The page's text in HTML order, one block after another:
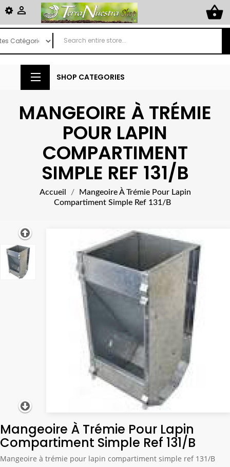
shopping_basket

SHOP CATEGORIES
MANGEOIRE À TRÉMIE
POUR LAPIN
COMPARTIMENT
SIMPLE REF 131/B
Accueil
Mangeoire À Trémie Pour Lapin
Compartiment Simple Ref 131/B
Mangeoire À Trémie Pour Lapin
Compartiment Simple Ref 131/B
Mangeoire à trémie pour lapin compartiment simple ref 131/B